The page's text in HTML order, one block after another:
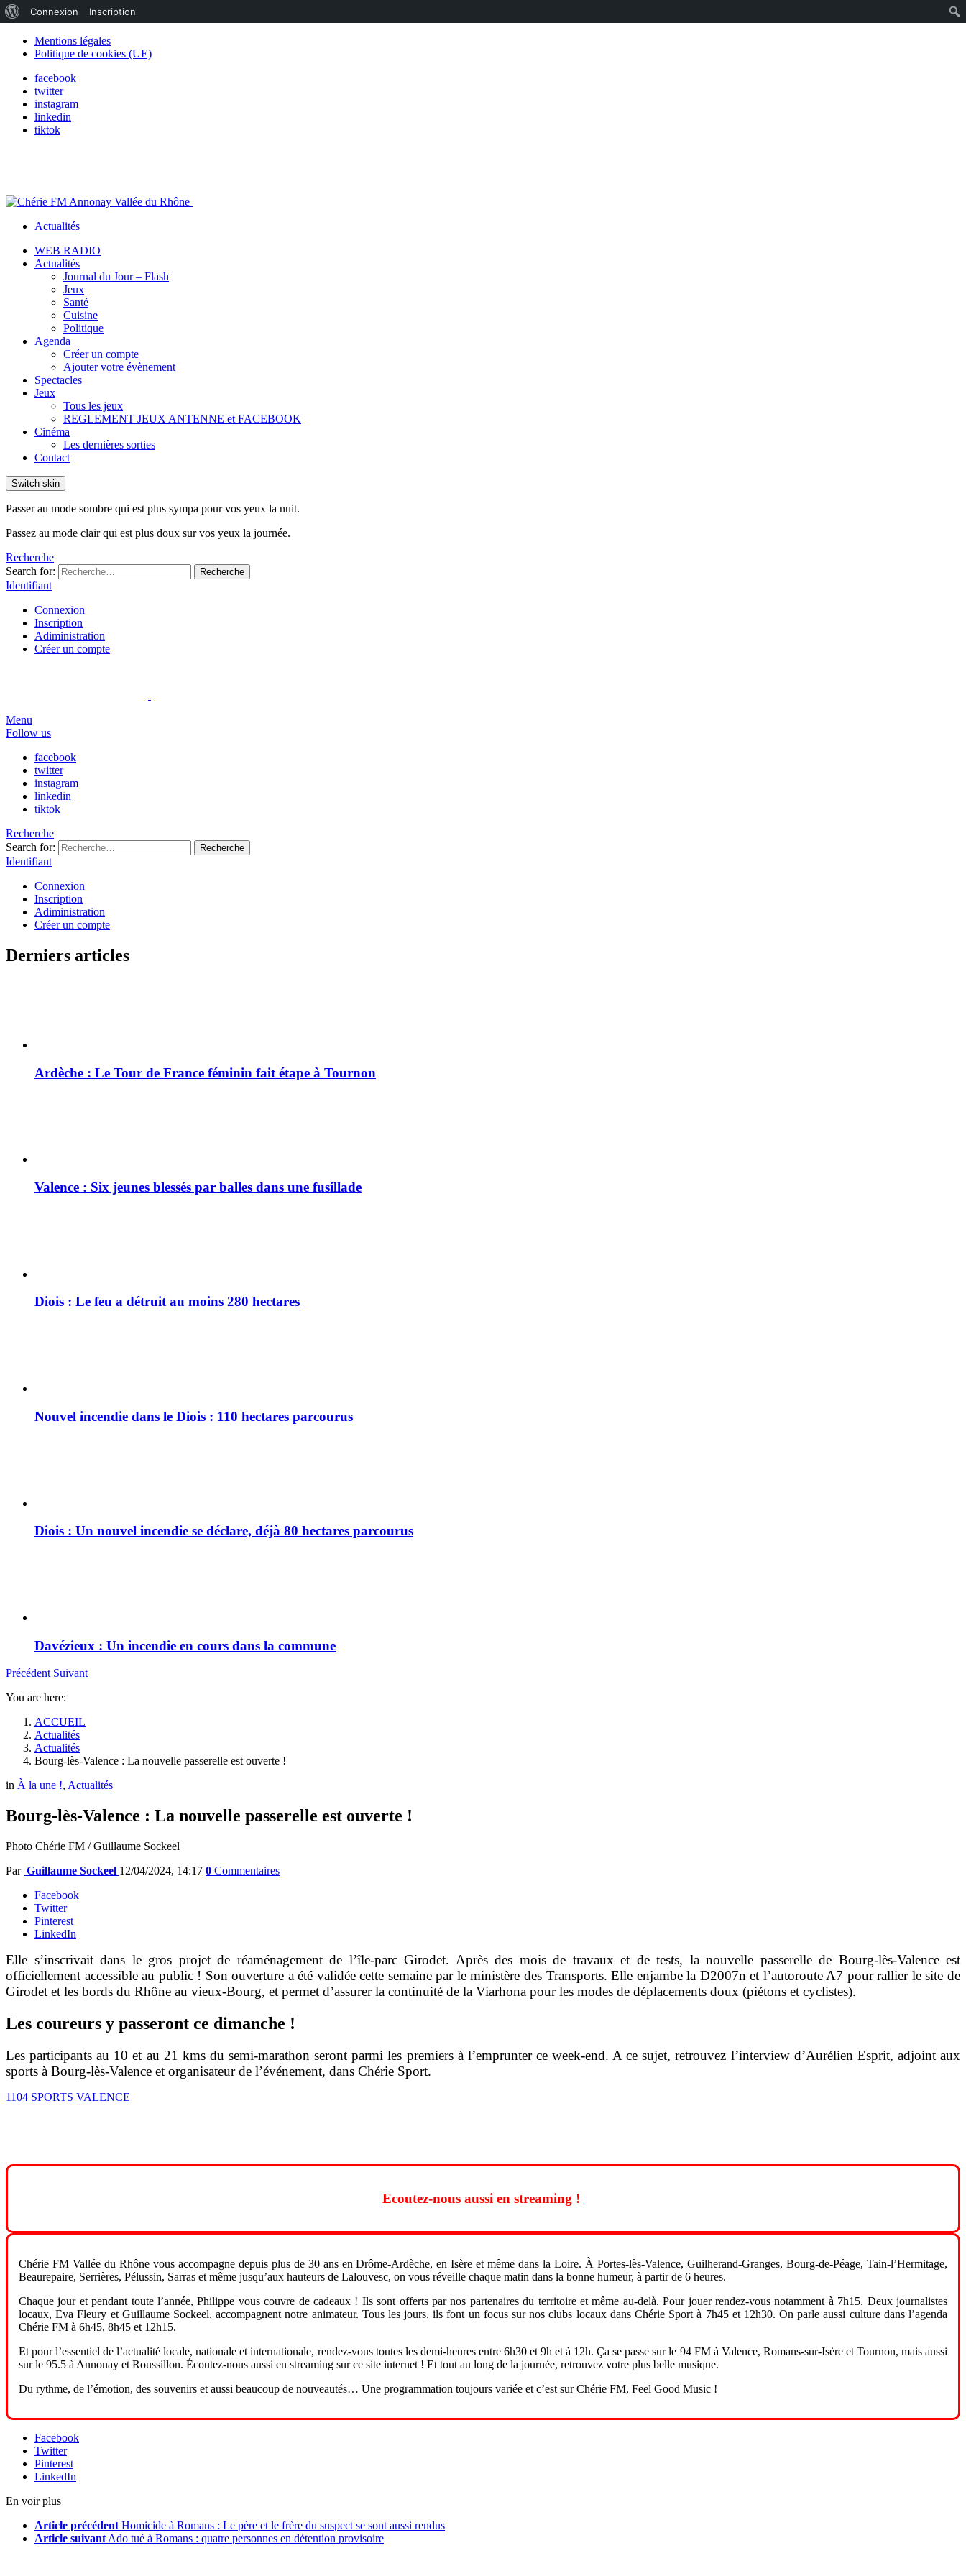
Mentions légales
Politique de cookies (UE)
facebook
twitter
instagram
linkedin
tiktok
Actualités
WEB RADIO
Actualités
Journal du Jour – Flash
Jeux
Santé
Cuisine
Politique
Agenda
Créer un compte
Ajouter votre évènement
Spectacles
Jeux
Tous les jeux
REGLEMENT JEUX ANTENNE et FACEBOOK
Cinéma
Les dernières sorties
Contact
Switch skin
Passer au mode sombre qui est plus sympa pour vos yeux la nuit.
Passez au mode clair qui est plus doux sur vos yeux la journée.
Recherche
Search for:
Recherche
Identifiant
Connexion
Inscription
Adiministration
Créer un compte
Menu
Follow us
facebook
twitter
instagram
linkedin
tiktok
Recherche
Search for:
Recherche
Identifiant
Connexion
Inscription
Adiministration
Créer un compte
Derniers articles
Ardèche : Le Tour de France féminin fait étape à Tournon
Valence : Six jeunes blessés par balles dans une fusillade
Diois : Le feu a détruit au moins 280 hectares
Nouvel incendie dans le Diois : 110 hectares parcourus
Diois : Un nouvel incendie se déclare, déjà 80 hectares parcourus
Davézieux : Un incendie en cours dans la commune
Précédent Suivant
You are here:
ACCUEIL
Actualités
Actualités
Bourg-lès-Valence : La nouvelle passerelle est ouverte !
in À la une !, Actualités
Bourg-lès-Valence : La nouvelle passerelle est ouverte !
Photo Chérie FM / Guillaume Sockeel
Par Guillaume Sockeel 12/04/2024, 14:17 0 Commentaires
Facebook
Twitter
Pinterest
LinkedIn
Elle s’inscrivait dans le gros projet de réaménagement de l’île-parc Girodet. Après des mois de travaux et de tests, la nouvelle passerelle de Bourg-lès-Valence est
officiellement accessible au public ! Son ouverture a été validée cette semaine par le ministère des Transports. Elle enjambe la D2007n et l’autoroute A7 pour rallier le site de
Girodet et les bords du Rhône au vieux-Bourg, et permet d’assurer la continuité de la Viarhona pour les modes de déplacements doux (piétons et cyclistes).
Les coureurs y passeront ce dimanche !
Les participants au 10 et au 21 kms du semi-marathon seront parmi les premiers à l’emprunter ce week-end. A ce sujet, retrouvez l’interview d’Aurélien Esprit, adjoint aux
sports à Bourg-lès-Valence et organisateur de l’événement, dans Chérie Sport.
1104 SPORTS VALENCE
Ecoutez-nous aussi en streaming !
Chérie FM Vallée du Rhône vous accompagne depuis plus de 30 ans en Drôme-Ardèche, en Isère et même dans la Loire. À Portes-lès-Valence, Guilherand-Granges, Bourg-de-Péage, Tain-l’Hermitage,
Beaurepaire, Serrières, Pélussin, Sarras et même jusqu’aux hauteurs de Lalouvesc, on vous réveille chaque matin dans la bonne humeur, à partir de 6 heures.
Chaque jour et pendant toute l’année, Philippe vous couvre de cadeaux ! Ils sont offerts par nos partenaires du territoire et même au-delà. Pour jouer rendez-vous notamment à 7h15. Deux journalistes
locaux, Eva Fleury et Guillaume Sockeel, accompagnent notre animateur. Tous les jours, ils font un focus sur nos clubs locaux dans Chérie Sport à 7h45 et 12h30. On parle aussi culture dans l’agenda
Chérie FM à 6h45, 8h45 et 12h15.
Et pour l’essentiel de l’actualité locale, nationale et internationale, rendez-vous toutes les demi-heures entre 6h30 et 9h et à 12h. Ça se passe sur le 94 FM à Valence, Romans-sur-Isère et Tournon, mais aussi
sur le 95.5 à Annonay et Roussillon. Écoutez-nous aussi en streaming sur ce site internet ! Et tout au long de la journée, retrouvez votre plus belle musique.
Du rythme, de l’émotion, des souvenirs et aussi beaucoup de nouveautés… Une programmation toujours variée et c’est sur Chérie FM, Feel Good Music !
Facebook
Twitter
Pinterest
LinkedIn
En voir plus
Article précédent Homicide à Romans : Le père et le frère du suspect se sont aussi rendus
Article suivant Ado tué à Romans : quatre personnes en détention provisoire
de
WordPress
Connexion Inscription